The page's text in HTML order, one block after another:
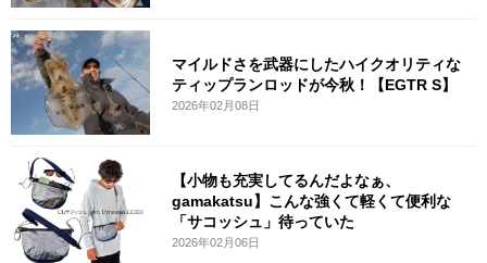
マイルドさを武器にしたハイクオリティな
ティップランロッドが今秋！【EGTR S】
2026年02月08日
【小物も充実してるんだよなぁ、
gamakatsu】こんな強くて軽くて便利な
「サコッシュ」待っていた
2026年02月06日